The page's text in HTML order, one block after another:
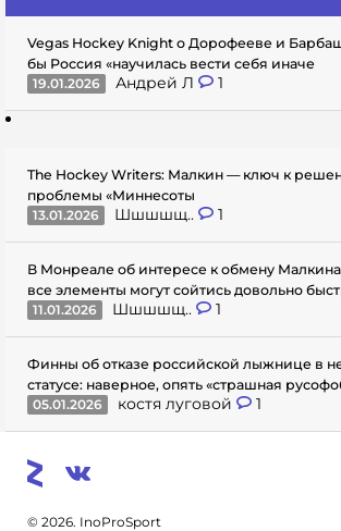
Vegas Hockey Knight о Дорофееве и
бы Россия «научилась вести себя иначе
19.01.2026
Андрей Л 1
The Hockey Writers: Малкин — ключ к
проблемы «Миннесоты
13.01.2026
Шшшшщ.. 1
В Монреале об интересе к обмену
все элементы могут сойтись довольно
11.01.2026
Шшшшщ.. 1
Финны об отказе российской лыжнице в
статусе: наверное, опять «страшная
05.01.2026
костя луговой 1
© 2026. InoProSport